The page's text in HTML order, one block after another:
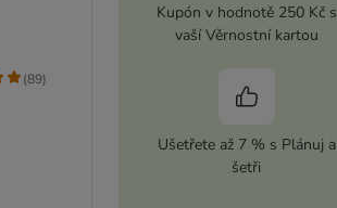
(89)
Kupón v hodnotě 250 Kč s
vaší Věrnostní kartou
Ušetřete až 7 % s Plánuj a
šetři